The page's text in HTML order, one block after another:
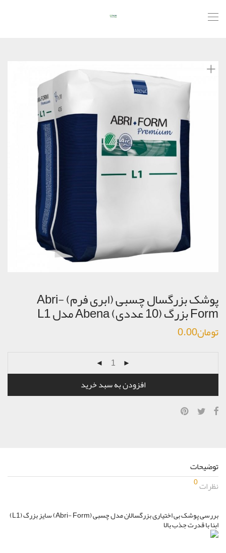
پوشک بزرگسال چسبی (ابری فرم) Abri-
Form بزرگ (10 عددی) Abena مدل L1
تومان0.00
افزودن به سبد خرید
توضیحات
نظرات0
بررسی پوشک بی اختیاری بزرگسالان مدل چسبی (Abri- Form) سایز بزرگ (L1)
ابنا با قدرت جذب بالا